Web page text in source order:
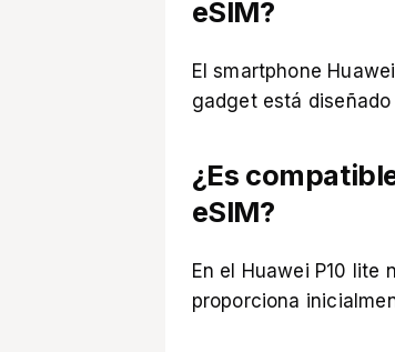
eSIM?
El smartphone
gadget está
¿Es
eSIM?
En el Huawei P10 lite
proporciona